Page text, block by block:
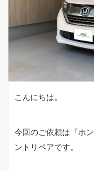
こんにちは。
今回のご依頼は『ホ
ントリペアです。